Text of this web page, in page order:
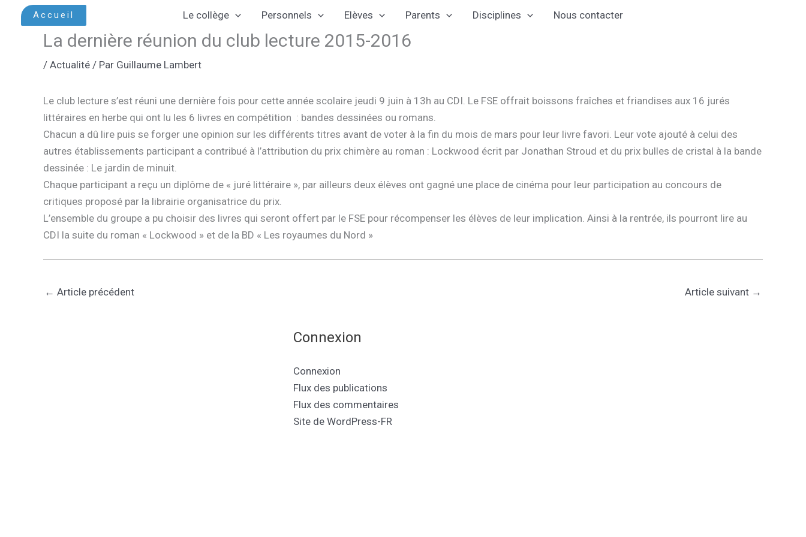
Accueil Le collège Personnels Elèves Parents Disciplines Nous contacter
La dernière réunion du club lecture 2015-2016
/ Actualité / Par Guillaume Lambert
Le club lecture s’est réuni une dernière fois pour cette année scolaire jeudi 9 juin à 13h au CDI. Le FSE offrait boissons fraîches et friandises aux 16 jurés
littéraires en herbe qui ont lu les 6 livres en compétition : bandes dessinées ou romans.
Chacun a dû lire puis se forger une opinion sur les différents titres avant de voter à la fin du mois de mars pour leur livre favori. Leur vote ajouté à celui des
autres établissements participant a contribué à l’attribution du prix chimère au roman : Lockwood écrit par Jonathan Stroud et du prix bulles de cristal à la bande
dessinée : Le jardin de minuit.
Chaque participant a reçu un diplôme de « juré littéraire », par ailleurs deux élèves ont gagné une place de cinéma pour leur participation au concours de
critiques proposé par la librairie organisatrice du prix.
L’ensemble du groupe a pu choisir des livres qui seront offert par le FSE pour récompenser les élèves de leur implication. Ainsi à la rentrée, ils pourront lire au
CDI la suite du roman « Lockwood » et de la BD « Les royaumes du Nord »
← Article précédent Article suivant →
Connexion
Connexion
Flux des publications
Flux des commentaires
Site de WordPress-FR